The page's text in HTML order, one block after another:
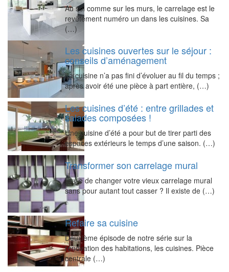
Au sol comme sur les murs, le carrelage est le
revêtement numéro un dans les cuisines. Sa
(…)
Les cuisines ouvertes sur le séjour :
conseils d’aménagement
La cuisine n’a pas fini d’évoluer au fil du temps ;
après avoir été une pièce à part entière, (…)
Les cuisines d’été : entre grillades et
salades composées !
Une cuisine d’été a pour but de tirer parti des
espaces extérieurs le temps d’une saison. (…)
Transformer son carrelage mural
Envie de changer votre vieux carrelage mural
sans pour autant tout casser ? Il existe de (…)
Refaire sa cuisine
Deuxième épisode de notre série sur la
rénovation des habitations, les cuisines. Pièce
centrale (…)